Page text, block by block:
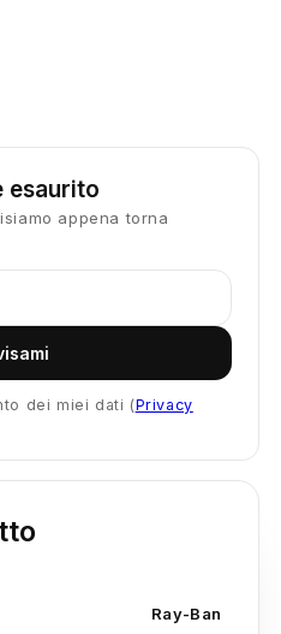
esaurito
appena torna
dei miei dati (Privacy
Ray-Ban